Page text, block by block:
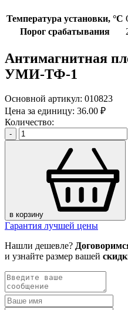
Температура установки, °C
Порог срабатывания
Антимагнитная
УМИ-ТФ-1
Основной артикул: 010823
Цена за единицу: 36.00 ₽
Количество:
-
в корзину
Гарантия лучшей цены
Нашли дешевле?
и узнайте размер вашей